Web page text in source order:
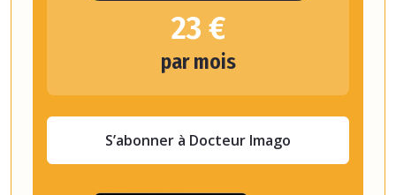
23 €
par mois
S’abonner à Docteur Imago